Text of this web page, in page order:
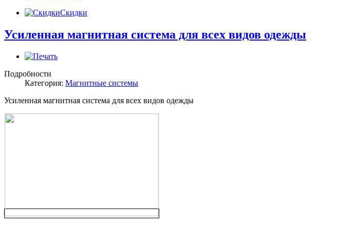
Скидки
Усиленная магнитная система для всех видов одежды
Подробности
Категория: Магнитные системы
Усиленная магнитная система для всех видов одежды